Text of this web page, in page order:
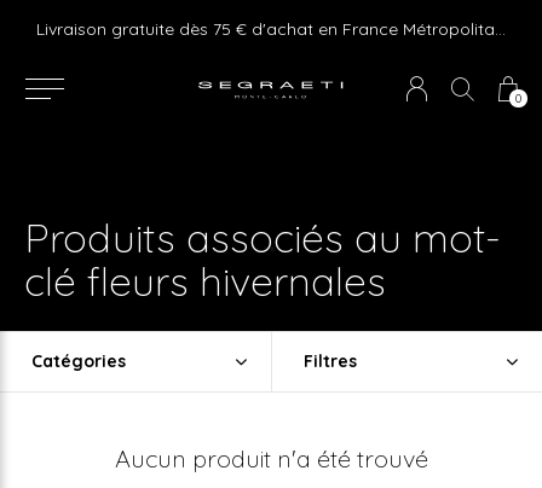
0
Livraison gratuite dès 75 € d'achat en France Métropolitaine et Monaco (hors mobilier)
Produits associés au mot-
clé fleurs hivernales
Catégories Filtres
Aucun produit n'a été trouvé